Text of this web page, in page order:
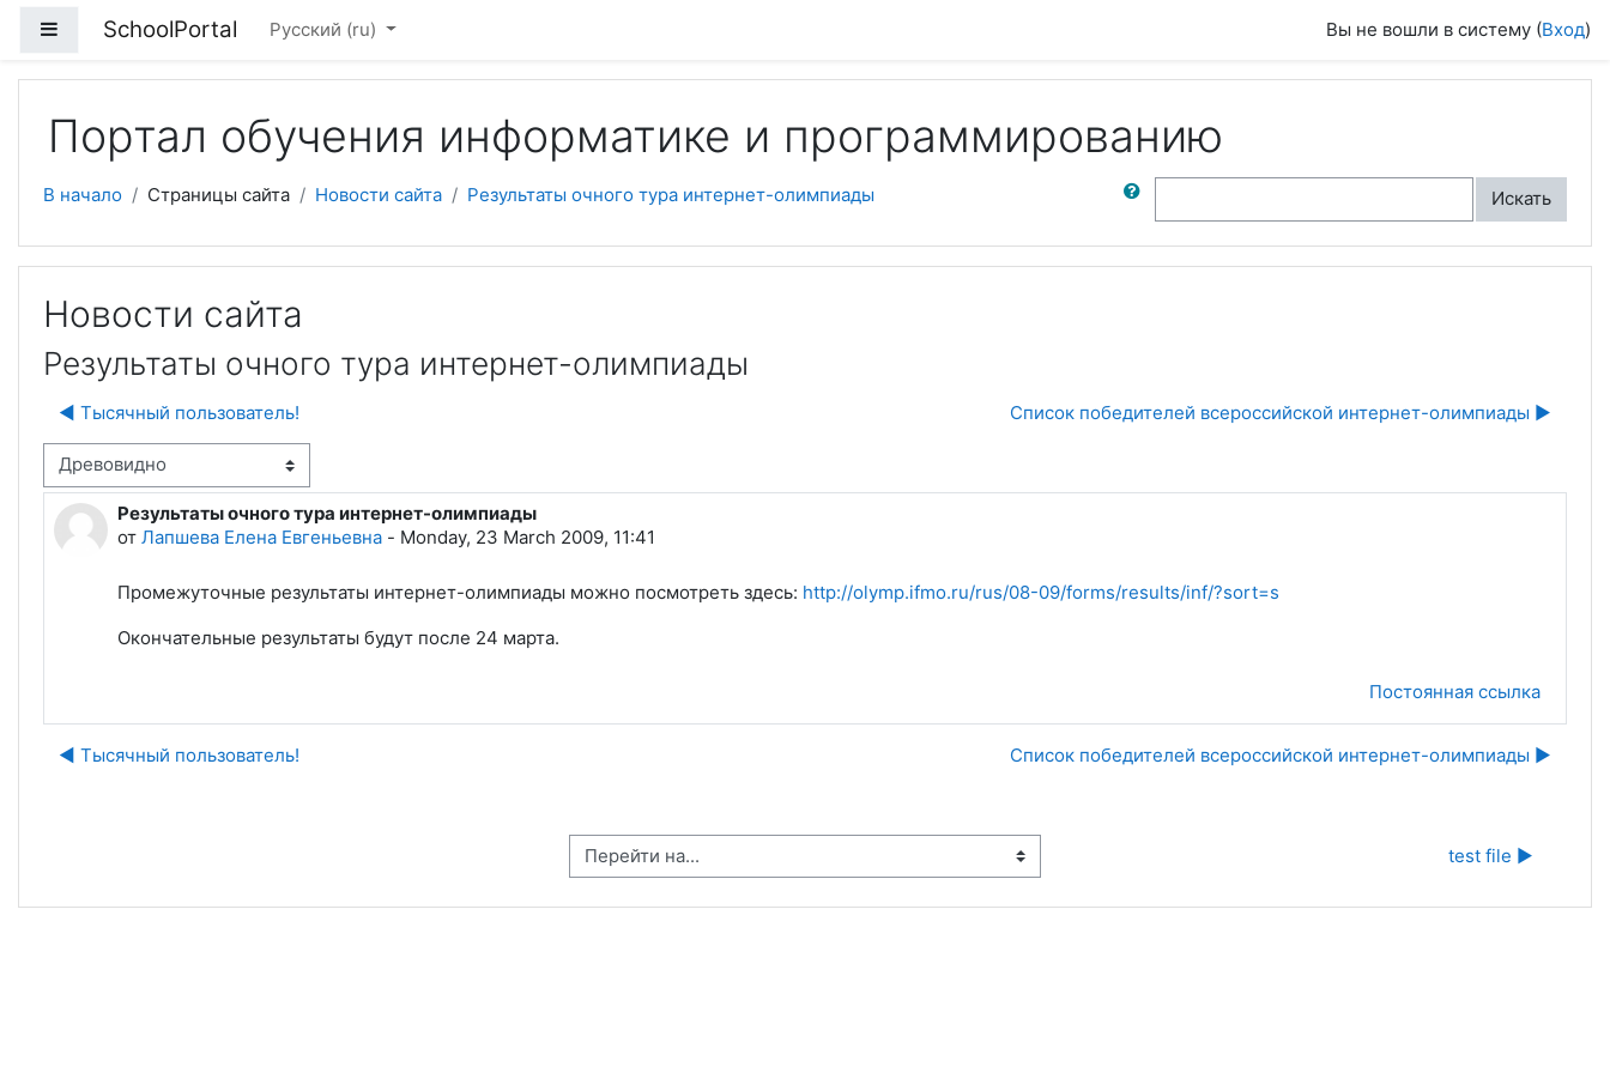
Боковая панель
SchoolPortal Русский ‎(ru)‎ Вы не вошли в систему (Вход)
Портал обучения информатике и программированию
В начало Страницы сайта Новости сайта Результаты очного тура интернет-олимпиады
Поиск по форумам
Искать
Новости сайта
Результаты очного тура интернет-олимпиады
◀︎ Тысячный пользователь! Список победителей всероссийской интернет-олимпиады ▶︎
отображения
Результаты очного тура интернет-олимпиады
от Лапшева Елена Евгеньевна - Monday, 23 March 2009, 11:41
Количество ответов: 0
Промежуточные результаты интернет-олимпиады можно посмотреть здесь: http://olymp.ifmo.ru/rus/08-09/forms/results/inf/?sort=s
Окончательные результаты будут после 24 марта.
Постоянная ссылка
◀︎ Тысячный пользователь! Список победителей всероссийской интернет-олимпиады ▶︎
Перейти на... test file ▶︎